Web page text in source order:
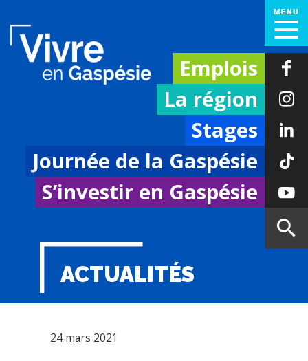
Emplois
La région
Stages
Journée de la Gaspésie
S’investir en Gaspésie
ACTUALITÉS
24 mars 2021